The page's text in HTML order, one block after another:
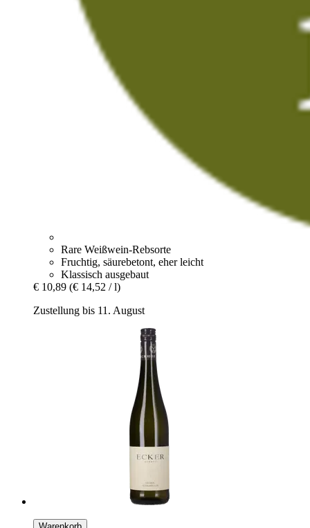
Rare Weißwein-Rebsorte
Fruchtig, säurebetont, eher leicht
Klassisch ausgebaut
€ 10,89 (€ 14,52 / l)
Zustellung bis 11. August